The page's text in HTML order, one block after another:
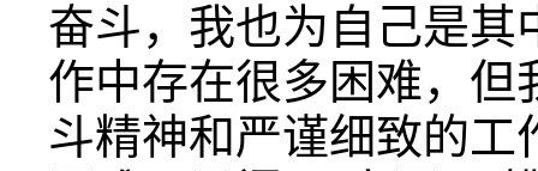
奋斗，我也为自己是其
作中存在很多困难，但
斗精神和严谨细致的